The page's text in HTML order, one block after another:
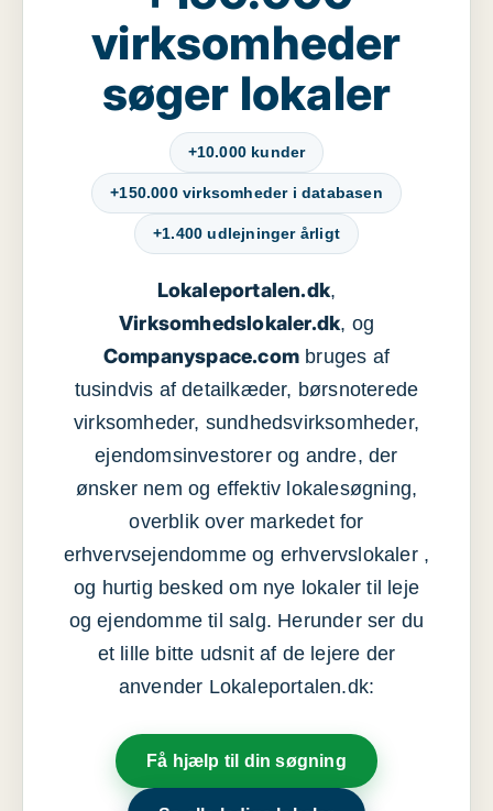
virksomheder
søger lokaler
+10.000 kunder
+150.000 virksomheder i databasen
+1.400 udlejninger årligt
Lokaleportalen.dk,
Virksomhedslokaler.dk, og
Companyspace.com bruges af
tusindvis af detailkæder, børsnoterede
virksomheder, sundhedsvirksomheder,
ejendomsinvestorer og andre, der
ønsker nem og effektiv lokalesøgning,
overblik over markedet for
erhvervsejendomme og erhvervslokaler ,
og hurtig besked om nye lokaler til leje
og ejendomme til salg. Herunder ser du
et lille bitte udsnit af de lejere der
anvender Lokaleportalen.dk:
Få hjælp til din søgning